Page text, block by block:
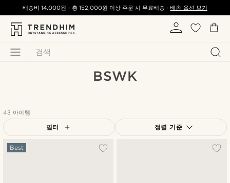
검색
배송비14,000원 - 총 152,000원 이상 주문 시 무료배송 -배송 옵션 보기
BSWK
43 아이템
필터 정렬 기준
Best